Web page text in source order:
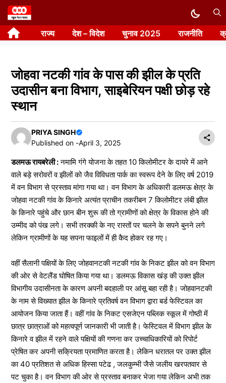
Skip
to
content राज्य देश – विदेश चुनाव 2025 राजनीति
जोहवा नटकी गांव के पास की झील के प्रति
उदासीन बना विभाग, साइबेरियन पक्षी छोड़ रहे
स्थान
PRIYA SINGH
Published on -April 3, 2025
डलमऊ रायबरेली :नमामि गंगे योजना के तहत 10 किलोमीटर के दायरे में आने
वाले बड़े सरोवरों व झीलों को जैव विविधता पार्क का स्वरूप देने के लिए वर्ष 2019
में वन विभाग से प्रस्ताव मांगा गया था। वन विभाग के अधिकारी डलमऊ क्षेत्र के
जोहवा नटकी गांव के किनारे अत्यंत प्राचीन तकरीबन 7 किलोमीटर लंबी झील
के किनारे पहुंचे और छान बीन शुरू की तो ग्रामीणों को क्षेत्र के विकास होने की
उम्मीद को पंख लगे। सभी तरक्की के नए रास्तों पर चलने के सपने बुनने लगे
लेकिन ग्रामीणों के यह सपना फाइलों में ही कैद होकर रह गए।
वहीं सैलानी पक्षियों के लिए जोहवानटकी नटकी गांव के निकट झील को वन विभाग
की ओर से वेटलैंड घोषित किया गया था। डलमऊ विकास खंड़ की उक्त झील
विभागीय उदासीनता के कारण अपनी बदहाली पर आंसू बहा रही है। जोहवानटकी
के नाम से विख्यात झील के किनारे प्रतिवर्ष वन विभाग द्वारा बर्ड फेस्टिवल का
आयोजन किया जाता हैं। वहीं गांव के निकट एसजेएन पब्लिक स्कूल में गोष्ठी में
छात्र छात्राओं को महत्वपूर्ण जानकारी भी जाती है। फेस्टिवल में विभाग झील के
किनारे व झील में रहने वाले पक्षियों की गणना कर उच्चाधिकारियों को रिपोर्ट
प्रेषित कर अपनी सक्रियता प्रमाणित करता है। लेकिन धरातल पर उक्त झील
का 40 प्रतिशत से अधिक हिस्सा पटेढ , जलकुम्भी जैसे जलीय खरपतवार से
पट चुका है। वन विभाग की ओर से प्रस्ताव बनाकर भेजा गया लेकिन अभी तक